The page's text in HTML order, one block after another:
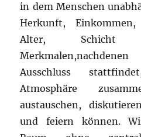
in dem Menschen
Herkunft,
Alter, Schicht
Ausschluss
Atmosphäre
austauschen,
und feiern können.